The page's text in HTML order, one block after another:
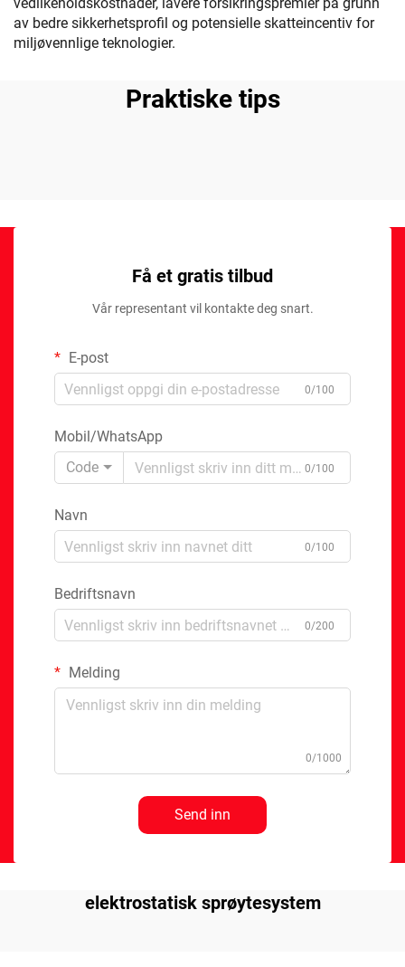
av bedre sikkerhetsprofil og potensielle skatteincentiv for
miljøvennlige teknologier.
Praktiske tips
Få et gratis tilbud
Vår representant vil kontakte deg snart.
E-post
0/100
Mobil/WhatsApp
Code
0/100
Navn
0/100
Bedriftsnavn
0/200
Melding
0/1000
Send inn
elektrostatisk sprøytesystem